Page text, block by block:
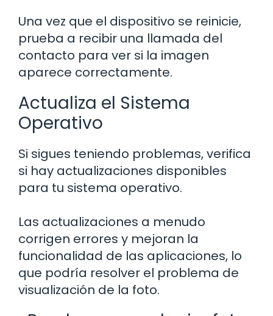
Una vez que el dispositivo se reinicie,
prueba a recibir una llamada del
contacto para ver si la imagen
aparece correctamente.
Actualiza el Sistema
Operativo
Si sigues teniendo problemas, verifica
si hay actualizaciones disponibles
para tu sistema operativo.
Las actualizaciones a menudo
corrigen errores y mejoran la
funcionalidad de las aplicaciones, lo
que podría resolver el problema de
visualización de la foto.